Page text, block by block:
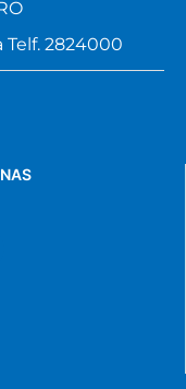
Telf. 2824000